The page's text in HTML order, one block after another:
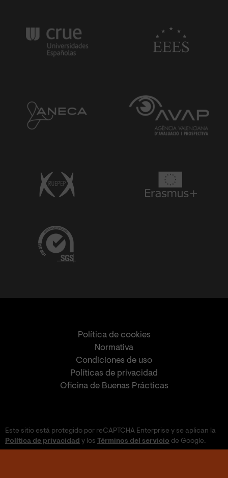
Política de cookies
Normativa
Condiciones de uso
Políticas de privacidad
Oficina de Buenas Prácticas
Este sitio está protegido por reCAPTCHA Enterprise y se aplican la
Política de privacidad y los Términos del servicio de Google.